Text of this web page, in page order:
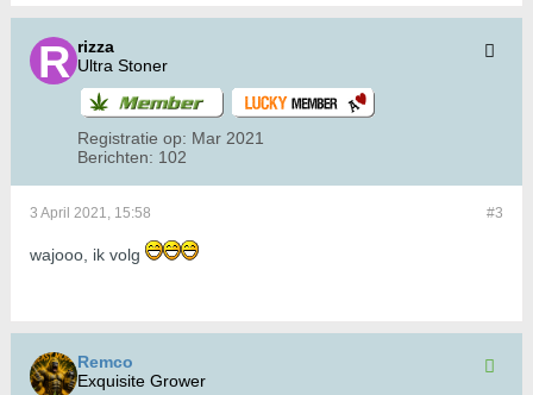
rizza
Ultra Stoner
Registratie op: Mar 2021
Berichten: 102
#3
3 April 2021, 15:58
wajooo, ik volg
Remco
Exquisite Grower